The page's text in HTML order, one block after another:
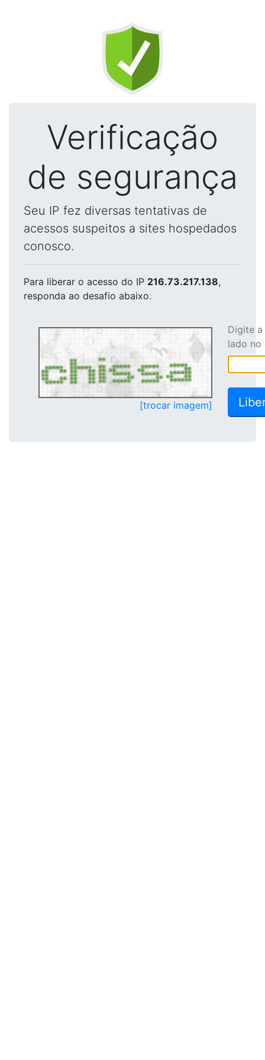
Verificação
de segurança
Seu IP fez diversas tentativas de
acessos suspeitos a sites hospedados
conosco.
Para liberar o acesso do IP 216.73.217.138,
responda ao desafio abaixo.
[trocar imagem]
Digite
lado no